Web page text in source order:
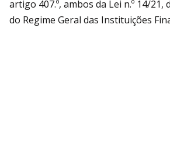
artigo 407.º, ambos da Lei n.º 14/21,
do Regime Geral das Instituições